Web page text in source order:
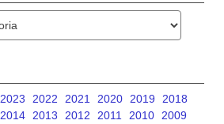
2023 2022 2021 2020 2019
2018
2014 2013 2012 2011 2010
2009